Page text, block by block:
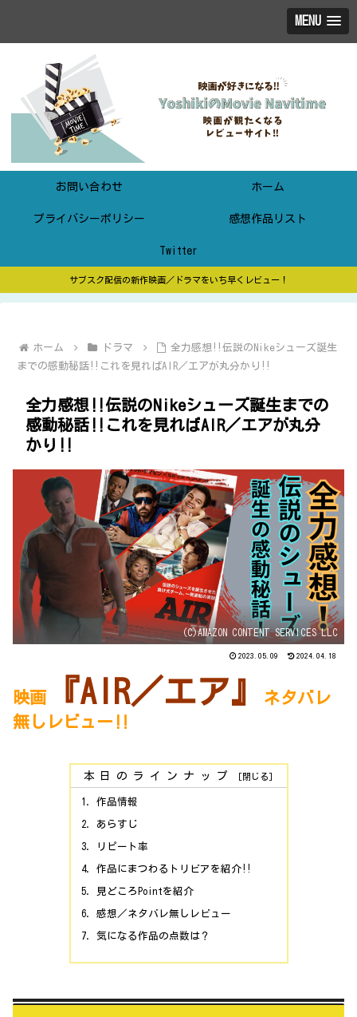
MENU
お問い合わせ ホーム
プライバシーポリシー 感想作品リスト
Twitter
サブスク配信の新作映画／ドラマをいち早くレビュー！
ホーム ドラマ
全力感想‼伝説のNikeシューズ誕生
までの感動秘話‼これを見ればAIR／エアが丸分かり‼
全力感想‼伝説のNikeシューズ誕生までの
感動秘話‼これを見ればAIR／エアが丸分
かり‼
(C)AMAZON CONTENT SERVICES LLC
2023.05.09 2024.04.18
映画 『AIR／エア』
ネタバレ
無しレビュー‼
本日のラインナップ
作品情報
あらすじ
リピート率
作品にまつわるトリビアを紹介‼
見どころPointを紹介
感想／ネタバレ無しレビュー
気になる作品の点数は？